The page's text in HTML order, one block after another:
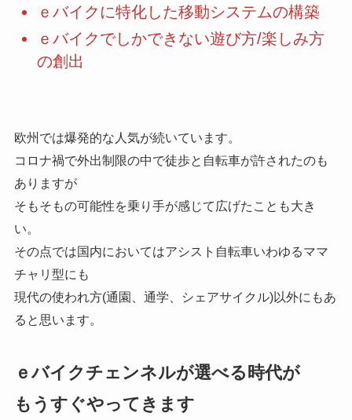
ｅバイクに特化した移動システムの構築
ｅバイクでしかできない遊び方/楽しみ方
の創出
欧州では爆発的な人気が続いています。
コロナ禍で外出制限の中で徒歩と自転車が許されたのも
ありますが
そもそもの可能性を乗り手が感じて広げたことも大き
い。
その点では国内においてはアシスト自転車いわゆるママ
チャリ型にも
現代の使われ方(通園、通学、シェアサイクル)以外にもあ
ると思います。
ｅバイクチェンネルが選べる時代が
もうすぐやってきます